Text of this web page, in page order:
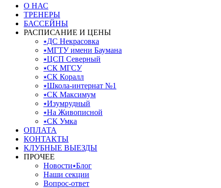
О НАС
ТРЕНЕРЫ
БАССЕЙНЫ
РАСПИСАНИЕ И ЦЕНЫ
⭑ДС Некрасовка
⭑МГТУ имени Баумана
⭑ЦСП Северный
⭑СК МГСУ
⭑СК Коралл
⭑Школа-интернат №1
⭑СК Максимум
⭑Изумрудный
⭑На Живописной
⭑СК Умка
ОПЛАТА
КОНТАКТЫ
КЛУБНЫЕ ВЫЕЗДЫ
ПРОЧЕЕ
Новости⭑Блог
Наши секции
Вопрос-ответ